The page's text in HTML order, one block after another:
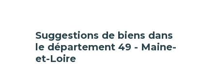
Suggestions de biens dans
le département 49 - Maine-
et-Loire